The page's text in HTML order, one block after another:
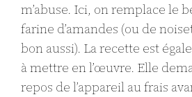
m’abuse. Ici, on remplace le
farine d’amandes (ou de
bon aussi). La recette est
à mettre en l’œuvre. Elle
repos de l’appareil au frais